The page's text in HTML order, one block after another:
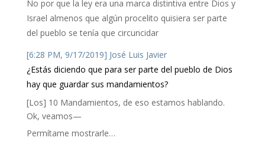
No por que la ley era una marca distintiva entre Dios y
Israel almenos que algún procelito quisiera ser parte
del pueblo se tenía que circuncidar
[6:28 PM, 9/17/2019] José Luis Javier
¿Estás diciendo que para ser parte del pueblo de Dios
hay que guardar sus mandamientos?
[Los] 10 Mandamientos, de eso estamos hablando.
Ok, veamos—
Permítame mostrarle…